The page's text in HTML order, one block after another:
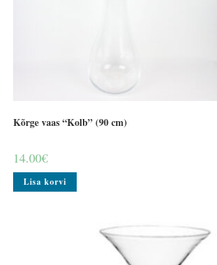
Kõrge vaas “Kolb” (90 cm)
14.00€
Lisa korvi